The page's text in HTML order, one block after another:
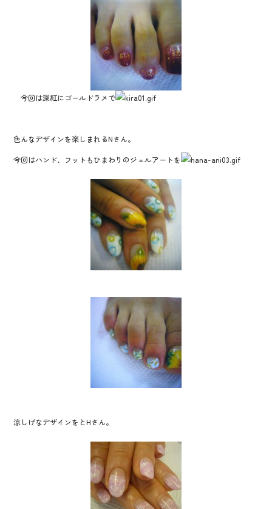
今回は深紅にゴールドラメで
色んなデザインを楽しまれるNさん。
今回はハンド、フットもひまわりのジェルアートを
涼しげなデザインをとHさん。